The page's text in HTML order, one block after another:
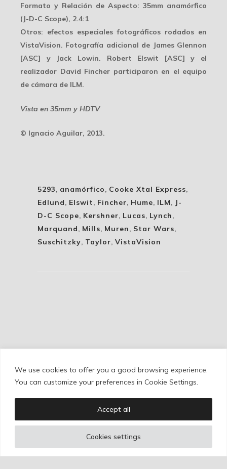
We use cookies to offer you a good browsing experience.
You can customize your preferences in Cookie Settings.
Cookies settings
Accept all
Formato y Relación de Aspecto: 35mm anamórfico
(J-D-C Scope), 2.4:1
Otros: efectos especiales fotográficos rodados en
VistaVision. Fotografía adicional de James Glennon
[ASC] y Jack Lowin. Robert Elswit [ASC] y el
realizador David Fincher participaron en el equipo
de cámara de ILM.
Vista en 35mm y HDTV
© Ignacio Aguilar, 2013.
5293, anamórfico, Cooke Xtal Express,
Edlund, Elswit, Fincher, Hume, ILM, J-
D-C Scope, Kershner, Lucas, Lynch,
Marquand, Mills, Muren, Star Wars,
Suschitzky, Taylor, VistaVision
Cookie Policy/Privacy Policy /Legal Warning
Copyright © Ignacio Aguilar
Web development byBonzo Estudio